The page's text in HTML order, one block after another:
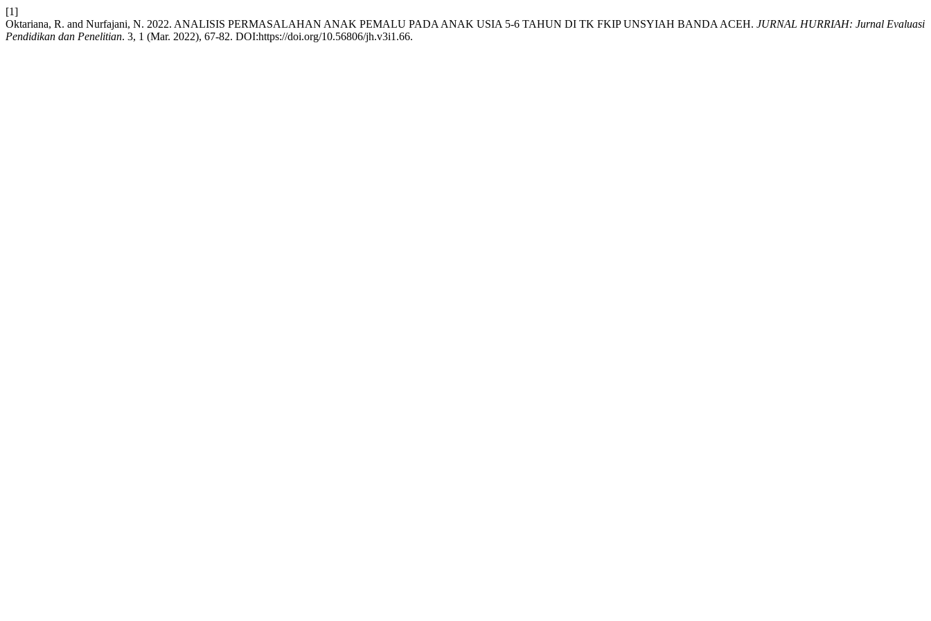
[1]
Oktariana, R. and Nurfajani, N. 2022. ANALISIS PERMASALAHAN ANAK PEMALU PADA ANAK USIA 5-6 TAHUN DI TK FKIP UNSYIAH BANDA ACEH. JURNAL HURRIAH: Jurnal Evaluasi
Pendidikan dan Penelitian. 3, 1 (Mar. 2022), 67-82. DOI:https://doi.org/10.56806/jh.v3i1.66.